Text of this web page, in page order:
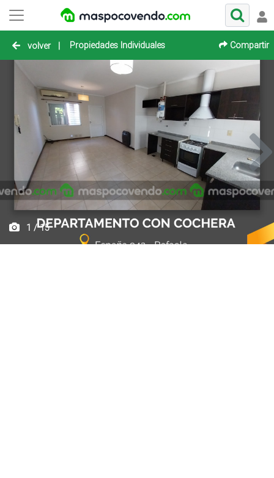
volver | Propiedades Individuales Compartir
1 / 15